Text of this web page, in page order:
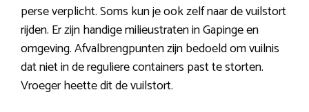
perse verplicht. Soms kun je ook zelf naar de vuilstort
rijden. Er zijn handige milieustraten in Gapinge en
omgeving. Afvalbrengpunten zijn bedoeld om vuilnis
dat niet in de reguliere containers past te storten.
Vroeger heette dit de vuilstort.